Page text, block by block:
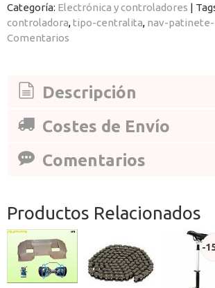
Categoría: Electrónica y controladores |
controladora tipo-centralita nav-
Comentarios
Descripción
Costes de Envío
Comentarios
Productos Relacionados
-